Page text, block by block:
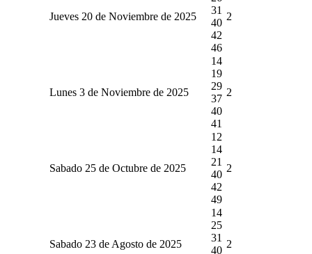
Jueves 20 de Noviembre de 2025
31
40
42
46
2
Lunes 3 de Noviembre de 2025
14
19
29
37
40
41
2
Sabado 25 de Octubre de 2025
12
14
21
40
42
49
2
Sabado 23 de Agosto de 2025
14
25
31
40
2